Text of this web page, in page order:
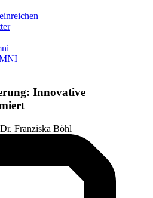
Innovative
Dr. Franziska Böhl